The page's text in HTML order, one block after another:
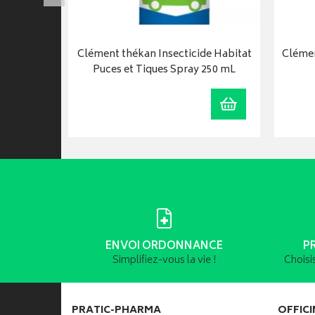
Clément thékan Insecticide Habitat
Puces et Tiques Spray 250 mL
Ajouter au
ENVOI ORDONNANCE
Simplifiez-vous la vie !
PRATIC-PHARMA